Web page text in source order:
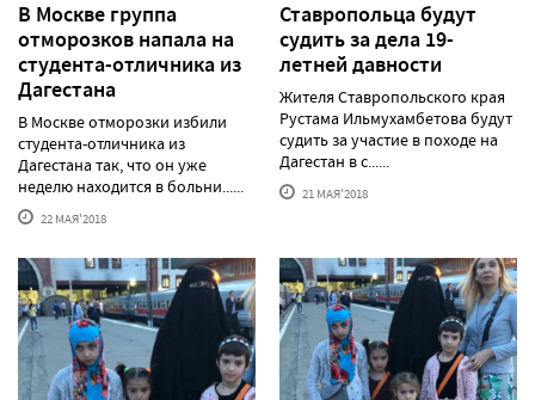
В Москве группа
отморозков напала на
студента-отличника из
Дагестана
В Москве отморозки избили
студента-отличника из
Дагестана так, что он уже
неделю находится в больни......
22 МАЯ'2018
Ставропольца будут
судить за дела 19-
летней давности
Жителя Ставропольского края
Рустама Ильмухамбетова будут
судить за участие в походе на
Дагестан в с......
21 МАЯ'2018